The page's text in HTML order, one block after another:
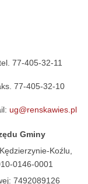
77-405-32-11
77-405-32-10
ug@renskawies.pl
Gminy
Koźlu,
0146-0001
7492089126